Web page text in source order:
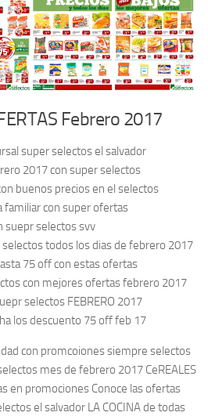
Febrero 2017
super selectos el salvador
2017 con super selectos
buenos precios en el selectos
familiar con super ofertas
suepr selectos svv
todos los dias de febrero 2017
75 off con estas ofertas
con mejores ofertas febrero 2017
selectos FEBRERO 2017
los descuento 75 off feb 17
con promcoiones siempre selectos
mes de febrero 2017 CeREALES
en promociones Conoce las ofertas
el salvador LA COCINA de todas